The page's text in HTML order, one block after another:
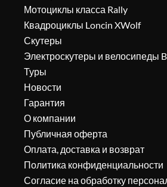
Мотоциклы класса Rally
Квадроциклы Loncin XWolf
Скутеры
Электроскутеры и велосипеды
Туры
Новости
Гарантия
О компании
Публичная оферта
Оплата, доставка и возврат
Политика конфиденциальности
Согласие на обработку